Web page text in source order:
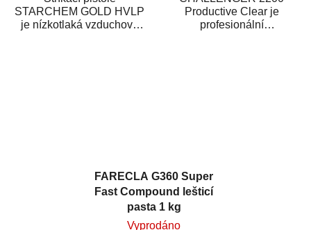
STARCHEM GOLD HVLP
je nízkotlaká vzduchová
Productive Clear je
profesionální
FARECLA G360 Super
Fast Compound lešticí
pasta 1 kg
Vyprodáno